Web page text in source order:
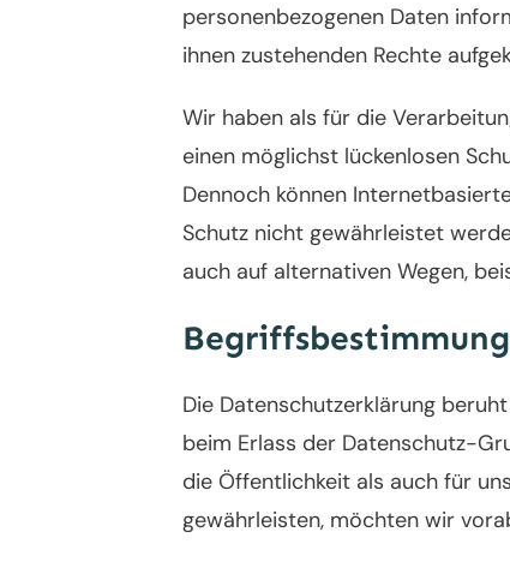
personenbezogenen Daten
ihnen zustehenden Rechte
Wir haben als für die
einen möglichst lückenlosen
Dennoch können
Schutz nicht gewährleistet
auch auf alternativen Wegen,
Die Datenschutzerklärung
beim Erlass der Datenschutz-
die Öffentlichkeit als auch für
gewährleisten, möchten wir